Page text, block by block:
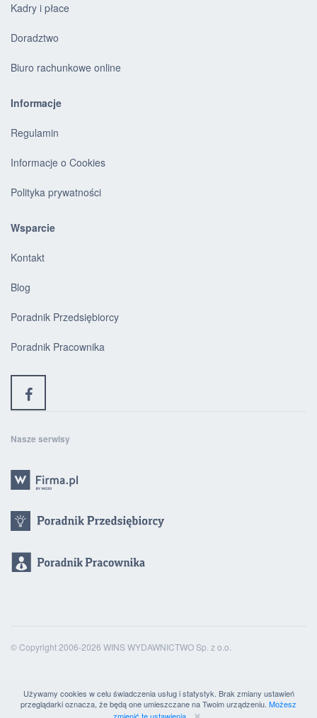
Kadry i płace
Doradztwo
Biuro rachunkowe online
Informacje
Regulamin
Informacje o Cookies
Polityka prywatności
Wsparcie
Kontakt
Blog
Poradnik Przedsiębiorcy
Poradnik Pracownika
Nasze serwisy
© Copyright 2006-2026 WINS WYDAWNICTWO Sp. z o.o.
Używamy cookies w celu świadczenia usług i statystyk. Brak zmiany ustawień
przeglądarki oznacza, że będą one umieszczane na Twoim urządzeniu. Możesz
zmienić te ustawienia.